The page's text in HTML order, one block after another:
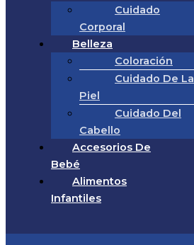
Cuidado
Corporal
Belleza
Coloración
Cuidado De La
Piel
Cuidado Del
Cabello
Accesorios De
Bebé
Alimentos
Infantiles